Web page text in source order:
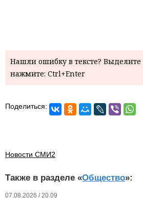
Нашли ошибку в тексте?
нажмите: Ctrl+Enter
Поделиться:
Новости СМИ2
Также в разделе «Общество»:
07.08.2026 / 20.09